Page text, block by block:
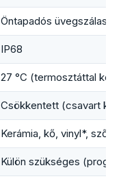
Öntapadós üvegszálas
IP68
27 °C (termosztáttal
Csökkentett (csavart
Kerámia, kő, vinyl*,
Külön szükséges